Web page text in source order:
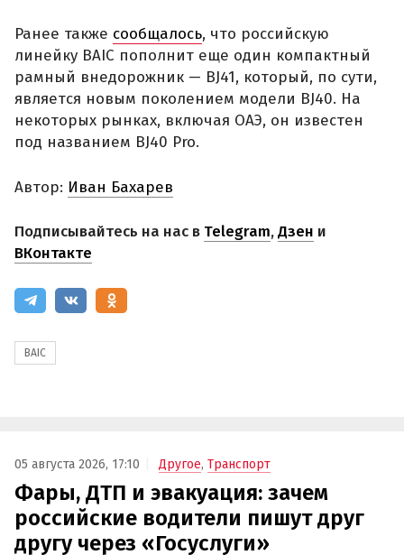
Ранее также сообщалось, что российскую
линейку BAIC пополнит еще один компактный
рамный внедорожник — BJ41, который, по сути,
является новым поколением модели BJ40. На
некоторых рынках, включая ОАЭ, он известен
под названием BJ40 Pro.
Автор: Иван Бахарев
Подписывайтесь на нас в Telegram,Дзен и
ВКонтакте
BAIC
05 августа 2026, 17:10 Другое, Транспорт
Фары, ДТП и эвакуация: зачем
российские водители пишут друг
другу через «Госуслуги»